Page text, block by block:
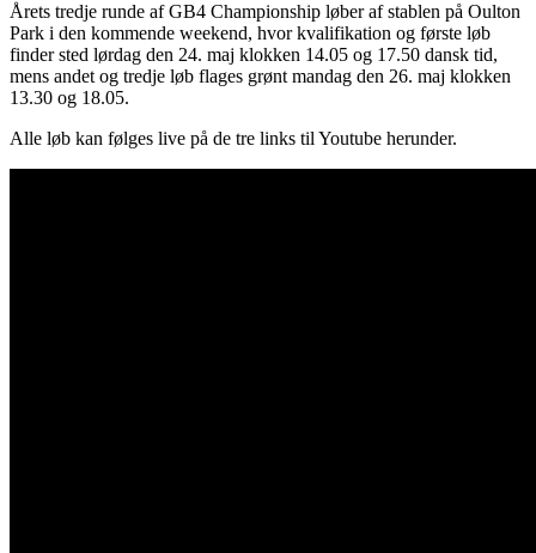
Årets tredje runde af GB4 Championship løber af stablen på Oulton
Park i den kommende weekend, hvor kvalifikation og første løb
finder sted lørdag den 24. maj klokken 14.05 og 17.50 dansk tid,
mens andet og tredje løb flages grønt mandag den 26. maj klokken
13.30 og 18.05.
Alle løb kan følges live på de tre links til Youtube herunder.